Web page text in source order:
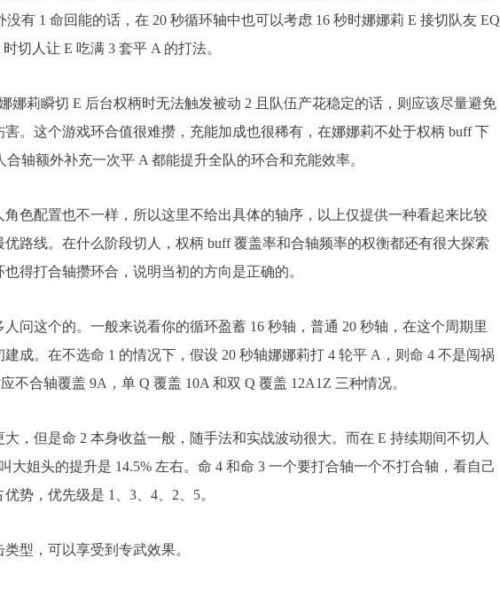
有 1 命回能的话，在 20 秒循环轴中也可以考虑 16 秒时娜娜莉 E 接切队友 EQ
切人让 E 吃满 3 套平 A 的打法。
娜莉瞬切 E 后台权柄时无法触发被动 2 且队伍产花稳定的话，则应该尽量避免
。这个游戏环合值很难攒，充能加成也很稀有，在娜娜莉不处于权柄 buff 下
轴额外补充一次平 A 都能提升全队的环合和充能效率。
色配置也不一样，所以这里不给出具体的轴序，以上仅提供一种看起来比较
路线。在什么阶段切人，权柄 buff 覆盖率和合轴频率的权衡都还有很大探索
得打合轴攒环合，说明当初的方向是正确的。
问这个的。一般来说看你的循环盈蓄 16 秒轴，普通 20 秒轴，在这个周期里
成。在不选命 1 的情况下，假设 20 秒轴娜娜莉打 4 轮平 A，则命 4 不是闯祸
不合轴覆盖 9A，单 Q 覆盖 10A 和双 Q 覆盖 12A1Z 三种情况。
，但是命 2 本身收益一般，随手法和实战波动很大。而在 E 持续期间不切人
大姐头的提升是 14.5% 左右。命 4 和命 3 一个要打合轴一个不打合轴，看自己
势，优先级是 1、3、4、2、5。
型，可以享受到专武效果。